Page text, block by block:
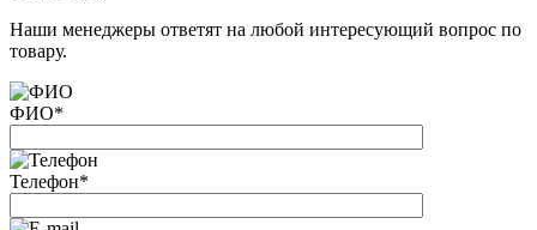
Наши менеджеры ответят на любой интересующий вопрос по
товару.
ФИО*
Телефон*